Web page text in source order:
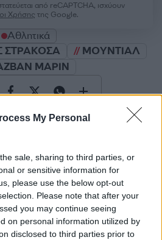
My Personal
sale, sharing to third parties, or
or sensitive information for
please use the below opt-out
Please note that after your
you may continue seeing
on personal information utilized by
disclosed to third parties prior to
από reCAPTCHA, ισχύουν
Χρήσης της Google.
Αθλητικά
ΜΟΥΝΤΙΑΛ
ΜΑΡΙΝ
στοGoogle News
όλη την ειδησεογραφία και τα